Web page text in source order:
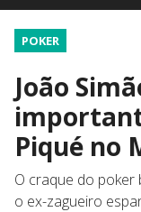
POKER
João
Piqué no
O craque do poker
o ex-zagueiro